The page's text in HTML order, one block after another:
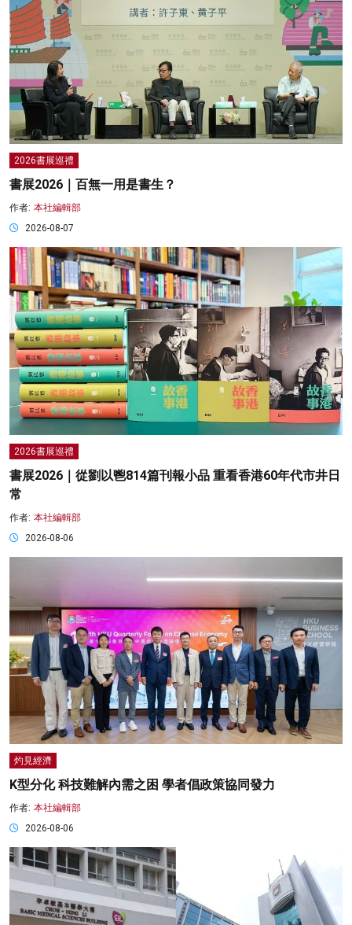
2026書展巡禮
書展2026｜百無一用是書生？
作者: 本社編輯部
2026-08-07
2026書展巡禮
書展2026｜從劉以鬯814篇刊報小品 重看香港60年代市井日
常
作者: 本社編輯部
2026-08-06
灼見經濟
K型分化 科技難解內需之困 學者倡政策協同發力
作者: 本社編輯部
2026-08-06